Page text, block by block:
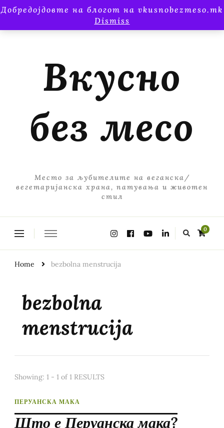
Добредојдовте на блогот на vkusnobezmeso.mk
Dismiss
Вкусно
без месо
Место за љубителите на веганска/
вегетаријанска храна, патувања и животен
стил
0
Home bezbolna menstrucija
bezbolna
menstrucija
Showing: 1 - 1 of 1 RESULTS
ПЕРУАНСКА МАКА
Што е Перуанска мака?